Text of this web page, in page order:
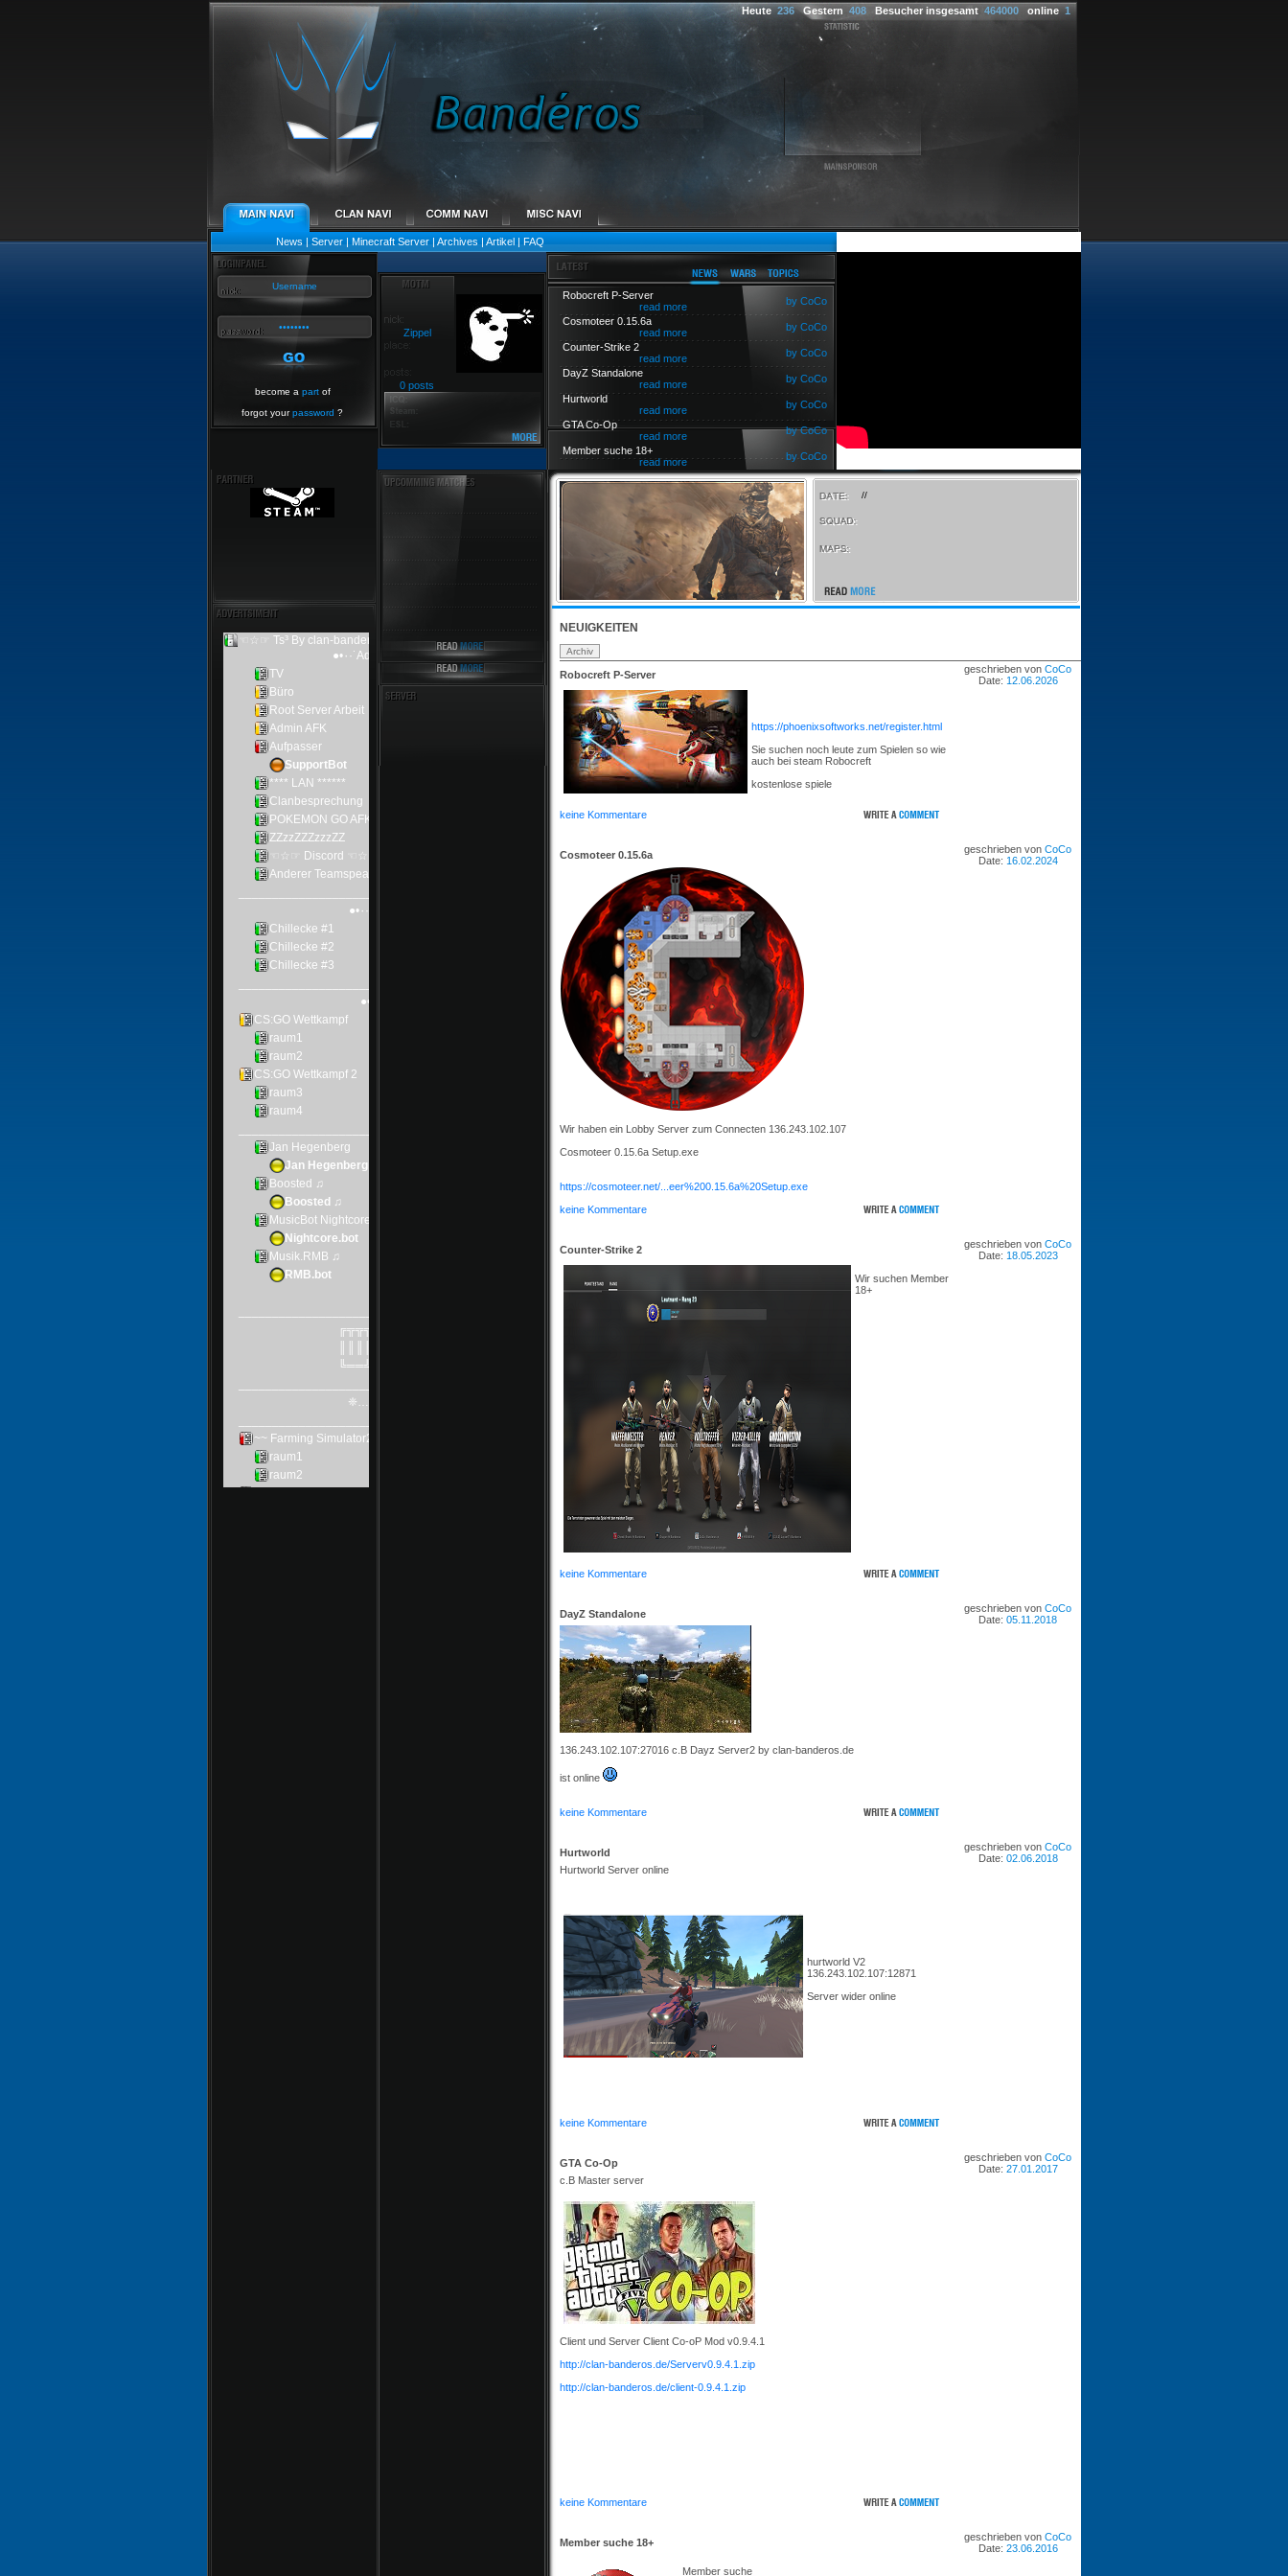
Heute 236Gestern 408 Besucher insgesamt 464000 online 1
News | Server | Minecraft Server | Archives | Artikel | FAQ
become a partof
forgot yourpassword ?
Zippel
0 posts
Robocreft P-Server
read more
by CoCo
Cosmoteer 0.15.6a
read more
by CoCo
Counter-Strike 2
read more
by CoCo
DayZ Standalone
read more
by CoCo
Hurtworld
read more
by CoCo
GTA Co-Op
read more
by CoCo
Member suche 18+
read more
by CoCo
//
NEUIGKEITEN
Robocreft P-Server geschrieben von CoCo
Date: 12.06.2026
https://phoenixsoftworks.net/register.html
Sie suchen noch leute zum Spielen so wie
auch bei steam Robocreft
kostenlose spiele
keine Kommentare
Cosmoteer 0.15.6a geschrieben von CoCo
Date: 16.02.2024
Wir haben ein Lobby Server zum Connecten 136.243.102.107
Cosmoteer 0.15.6a Setup.exe
https://cosmoteer.net/...eer%200.15.6a%20Setup.exe
keine Kommentare
Counter-Strike 2 geschrieben von CoCo
Date: 18.05.2023
Wir suchen Member
18+
keine Kommentare
DayZ Standalone geschrieben von CoCo
Date: 05.11.2018
136.243.102.107:27016 c.B Dayz Server2 by clan-banderos.de
ist online
keine Kommentare
Hurtworld geschrieben von CoCo
Date: 02.06.2018
Hurtworld Server online
hurtworld V2
136.243.102.107:12871
Server wider online
keine Kommentare
GTA Co-Op geschrieben von CoCo
Date: 27.01.2017
c.B Master server
Client und Server Client Co-oP Mod v0.9.4.1
http://clan-banderos.de/Serverv0.9.4.1.zip
http://clan-banderos.de/client-0.9.4.1.zip
keine Kommentare
Member suche 18+ geschrieben von CoCo
Date: 23.06.2016
Member suche